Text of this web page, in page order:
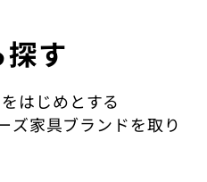
す
はじめとする
ズ家具ブランドを取り